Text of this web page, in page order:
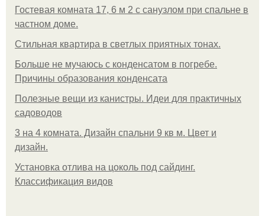
Гостевая комната 17, 6 м 2 с санузлом при спальне в
частном доме.
Стильная квартира в светлых приятных тонах.
Больше не мучаюсь с конденсатом в погребе.
Причины образования конденсата
Полезные вещи из канистры. Идеи для практичных
садоводов
3 на 4 комната. Дизайн спальни 9 кв м. Цвет и
дизайн.
Установка отлива на цоколь под сайдинг.
Классификация видов